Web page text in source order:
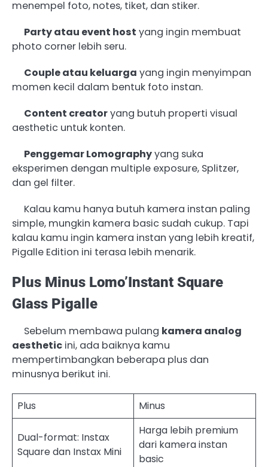
menempel foto, notes, tiket, dan stiker.
Party atau event host yang ingin membuat
photo corner lebih seru.
Couple atau keluarga yang ingin menyimpan
momen kecil dalam bentuk foto instan.
Content creatoryang butuh properti visual
aesthetic untuk konten.
Penggemar Lomographyyang suka
eksperimen dengan multiple exposure, Splitzer,
dan gel filter.
Kalau kamu hanya butuh kamera instan paling
simple, mungkin kamera basic sudah cukup. Tapi
kalau kamu ingin kamera instan yang lebih kreatif,
Pigalle Edition ini terasa lebih menarik.
Plus Minus Lomo’Instant Square
Glass Pigalle
Sebelum membawa pulang kamera analog
aesthetic ini, ada baiknya kamu
mempertimbangkan beberapa plus dan
minusnya berikut ini.
Plus Minus
Dual-format: Instax
Square dan Instax Mini
Harga lebih premium
dari kamera instan
basic